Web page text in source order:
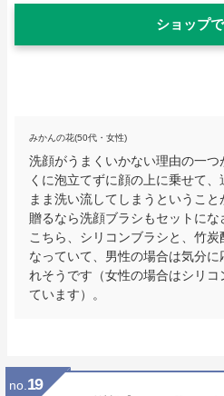
ショップ
みかんの花(50代・女性)
洗顔がうまくいかない理由の一
くに泡立てずに顔の上に乗せて
まま洗い流してしまうというこ
贈るなら洗顔ブラシもセットにな
こちら、シリコンブラシと、竹
なっていて、男性の場合は気分
れそうです（女性の場合はシリ
ています）。
no. 19